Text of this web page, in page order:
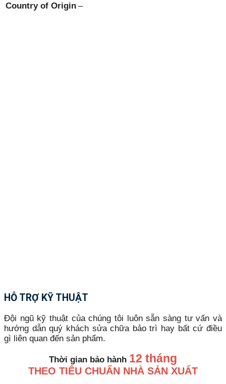
Country of Origin –
HỖ TRỢ KỸ THUẬT
Đội ngũ kỹ thuật của chúng tôi luôn sẵn sàng tư vấn và
hướng dẫn quý khách sửa chữa bảo trì hay bất cứ điều
gì liên quan đến sản phẩm.
Thời gian bảo hành 12 tháng
THEO TIÊU CHUẨN NHÀ SẢN XUẤT